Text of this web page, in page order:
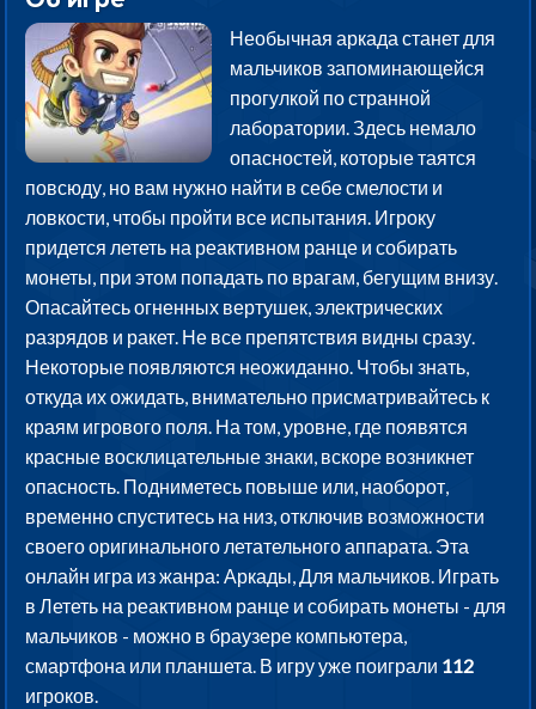
Необычная аркада станет для
мальчиков запоминающейся
прогулкой по странной
лаборатории. Здесь немало
опасностей, которые таятся
повсюду, но вам нужно найти в себе смелости и
ловкости, чтобы пройти все испытания. Игроку
придется лететь на реактивном ранце и собирать
монеты, при этом попадать по врагам, бегущим внизу.
Опасайтесь огненных вертушек, электрических
разрядов и ракет. Не все препятствия видны сразу.
Некоторые появляются неожиданно. Чтобы знать,
откуда их ожидать, внимательно присматривайтесь к
краям игрового поля. На том, уровне, где появятся
красные восклицательные знаки, вскоре возникнет
опасность. Подниметесь повыше или, наоборот,
временно спуститесь на низ, отключив возможности
своего оригинального летательного аппарата. Эта
онлайн игра из жанра: Аркады, Для мальчиков. Играть
в Лететь на реактивном ранце и собирать монеты - для
мальчиков - можно в браузере компьютера,
смартфона или планшета. В игру уже поиграли 112
игроков.